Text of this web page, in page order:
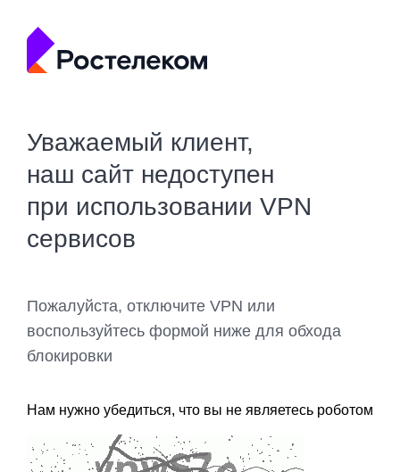
Уважаемый клиент,
наш сайт недоступен
при использовании VPN
сервисов
Пожалуйста, отключите VPN или
воспользуйтесь формой ниже для обхода
блокировки
Нам нужно убедиться, что вы не являетесь роботом